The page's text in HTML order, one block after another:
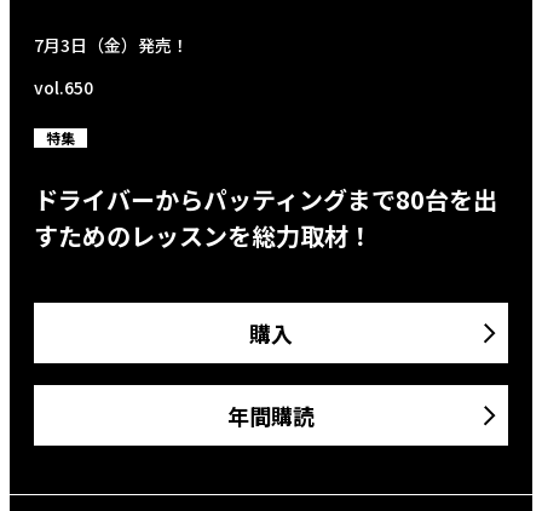
7月3日（金）発売！
vol.650
特集
ドライバーからパッティングまで80台を出
すためのレッスンを総力取材！
購入
年間購読